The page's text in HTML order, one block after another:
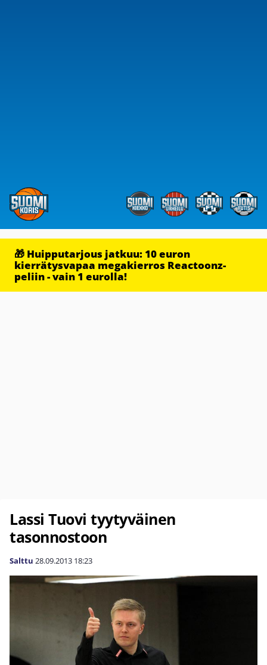
🎁 Huipputarjous jatkuu: 10 euron
kierrätysvapaa megakierros Reactoonz-
peliin - vain 1 eurolla!
Lassi Tuovi tyytyväinen
tasonnostoon
Salttu 28.09.2013 18:23